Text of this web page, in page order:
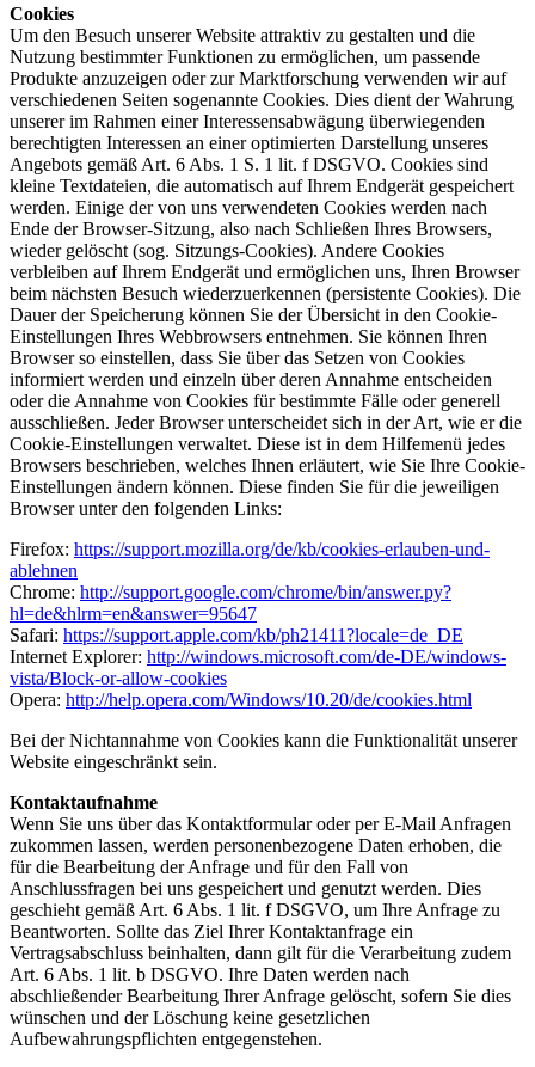
Cookies
Um den Besuch unserer Website attraktiv zu gestalten und die
Nutzung bestimmter Funktionen zu ermöglichen, um passende
Produkte anzuzeigen oder zur Marktforschung verwenden wir auf
verschiedenen Seiten sogenannte Cookies. Dies dient der Wahrung
unserer im Rahmen einer Interessensabwägung überwiegenden
berechtigten Interessen an einer optimierten Darstellung unseres
Angebots gemäß Art. 6 Abs. 1 S. 1 lit. f DSGVO. Cookies sind
kleine Textdateien, die automatisch auf Ihrem Endgerät gespeichert
werden. Einige der von uns verwendeten Cookies werden nach
Ende der Browser-Sitzung, also nach Schließen Ihres Browsers,
wieder gelöscht (sog. Sitzungs-Cookies). Andere Cookies
verbleiben auf Ihrem Endgerät und ermöglichen uns, Ihren Browser
beim nächsten Besuch wiederzuerkennen (persistente Cookies). Die
Dauer der Speicherung können Sie der Übersicht in den Cookie-
Einstellungen Ihres Webbrowsers entnehmen. Sie können Ihren
Browser so einstellen, dass Sie über das Setzen von Cookies
informiert werden und einzeln über deren Annahme entscheiden
oder die Annahme von Cookies für bestimmte Fälle oder generell
ausschließen. Jeder Browser unterscheidet sich in der Art, wie er die
Cookie-Einstellungen verwaltet. Diese ist in dem Hilfemenü jedes
Browsers beschrieben, welches Ihnen erläutert, wie Sie Ihre Cookie-
Einstellungen ändern können. Diese finden Sie für die jeweiligen
Browser unter den folgenden Links:
Firefox: https://support.mozilla.org/de/kb/cookies-erlauben-und-
ablehnen
Chrome: http://support.google.com/chrome/bin/answer.py?
hl=de&hlrm=en&answer=95647
Safari: https://support.apple.com/kb/ph21411?locale=de_DE
Internet Explorer: http://windows.microsoft.com/de-DE/windows-
vista/Block-or-allow-cookies
Opera: http://help.opera.com/Windows/10.20/de/cookies.html
Bei der Nichtannahme von Cookies kann die Funktionalität unserer
Website eingeschränkt sein.
Kontaktaufnahme
Wenn Sie uns über das Kontaktformular oder per E-Mail Anfragen
zukommen lassen, werden personenbezogene Daten erhoben, die
für die Bearbeitung der Anfrage und für den Fall von
Anschlussfragen bei uns gespeichert und genutzt werden. Dies
geschieht gemäß Art. 6 Abs. 1 lit. f DSGVO, um Ihre Anfrage zu
Beantworten. Sollte das Ziel Ihrer Kontaktanfrage ein
Vertragsabschluss beinhalten, dann gilt für die Verarbeitung zudem
Art. 6 Abs. 1 lit. b DSGVO. Ihre Daten werden nach
abschließender Bearbeitung Ihrer Anfrage gelöscht, sofern Sie dies
wünschen und der Löschung keine gesetzlichen
Aufbewahrungspflichten entgegenstehen.